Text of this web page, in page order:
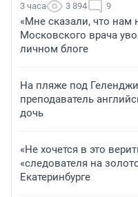
3 часа 3 894 9
«Мне сказали, что нам
Московского врача
личном блоге
На пляже под
преподаватель
дочь
«Не хочется в это
«следователя на
Екатеринбурге